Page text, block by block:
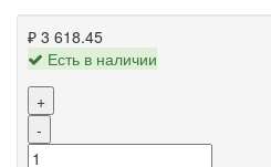
₽ 3 618.45
Есть в наличии
+
-